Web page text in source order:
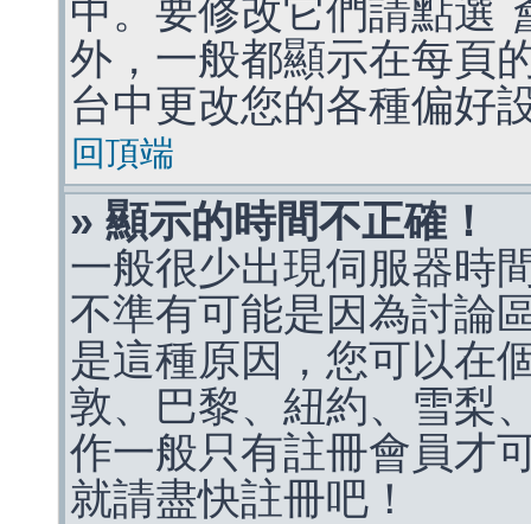
中。要修改它們請點選
外，一般都顯示在每頁
台中更改您的各種偏好
回頂端
» 顯示的時間不正確！
一般很少出現伺服器時
不準有可能是因為討論
是這種原因，您可以在
敦、巴黎、紐約、雪梨
作一般只有註冊會員才
就請盡快註冊吧！